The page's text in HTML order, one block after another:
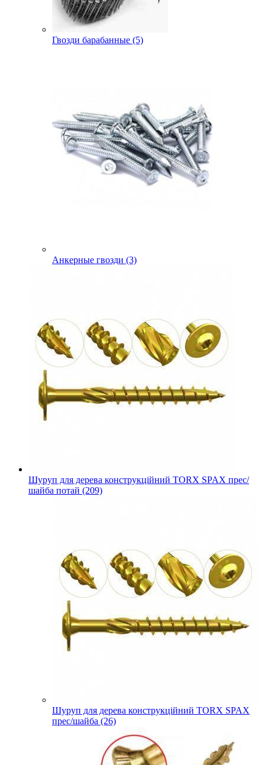
Гвозди барабанные (5)
Анкерные гвозди (3)
Шуруп для дерева конструкційний TORX SPAX прес/
шайба потай (209)
Шуруп для дерева конструкційний TORX SPAX
прес/шайба (26)